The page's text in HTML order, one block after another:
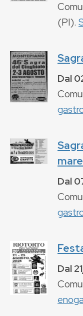
(PI).
Dal
Dal
Dal